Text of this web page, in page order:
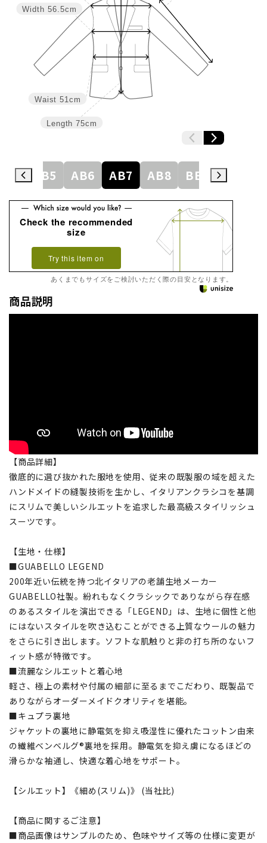
Length 75cm
Waist 51cm
Width 56.5cm
AB5 AB6 AB7 AB8 BE3 BE4
Check the recommended
size
Try this item on
あくまでもサイズをご検討いただく際の目安となります。
商品説明
【商品詳細】
徹底的に選び抜かれた服地を使用、従来の既製服の域を超えた
ハンドメイドの縫製技術を生かし、イタリアンクラシコを基調
にスリムで美しいシルエットを追求した最高級スタイリッシュ
スーツです。
【生地・仕様】
■GUABELLO LEGEND
200年近い伝統を持つ北イタリアの老舗生地メーカー
GUABELLO社製。紛れもなくクラシックでありながら存在感
のあるスタイルを演出できる「LEGEND」は、生地に個性と他
にはないスタイルを吹き込むことができる上質なウールの魅力
をさらに引き出します。ソフトな肌触りと非の打ち所のないフ
ィット感が特徴です。
■流麗なシルエットと着心地
軽さ、極上の素材や付属の細部に至るまでこだわり、既製品で
ありながらオーダーメイドクオリティを堪能。
■キュプラ裏地
ジャケットの裏地に静電気を抑え吸湿性に優れたコットン由来
の繊維ベンベルグ®裏地を採用。静電気を抑え虜になるほどの
滑らかな袖通し、快適な着心地をサポート。
【シルエット】《細め(スリム)》 (当社比)
【商品に関するご注意】
■商品画像はサンプルのため、色味やサイズ等の仕様に変更が